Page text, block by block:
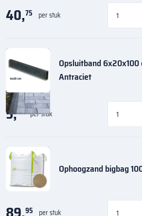
40,75 per stuk
Opsluitband
Antraciet
5,35 per stuk
Ophoogzand bigbag
95 per stuk